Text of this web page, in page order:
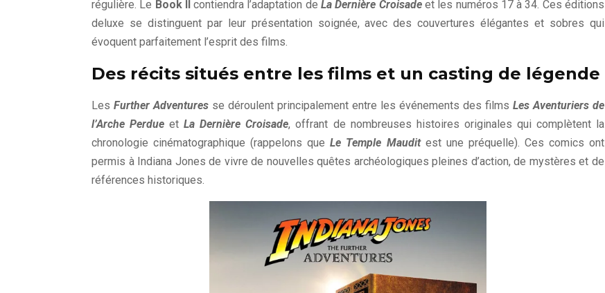
régulière. Le Book II contiendra l’adaptation deLa Dernière Croisadeet les numéros 17 à 34. Ces éditions
deluxe se distinguent par leur présentation soignée, avec des couvertures élégantes et sobres qui
évoquent parfaitement l’esprit des films.
Des récits situés entre les films et un casting de légende
Les Further Adventures se déroulent principalement entre les événements des films Les Aventuriers de
l’Arche Perdue etLa Dernière Croisade, offrant de nombreuses histoires originales qui complètent la
chronologie cinématographique (rappelons queLe Temple Mauditest une préquelle). Ces comics ont
permis à Indiana Jones de vivre de nouvelles quêtes archéologiques pleines d’action, de mystères et de
références historiques.